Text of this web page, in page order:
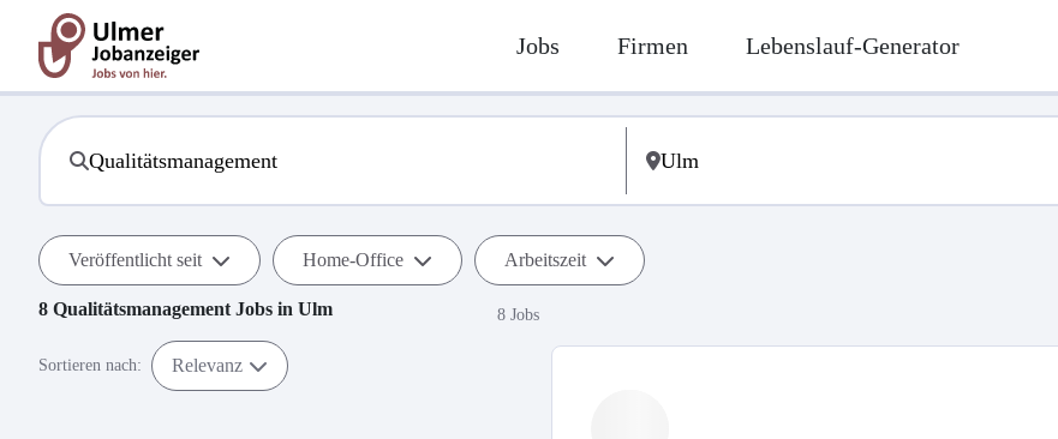
Jobs Firmen Lebenslauf-Generator
Veröffentlicht seit Home-Office Arbeitszeit
8 Qualitätsmanagement Jobs in Ulm 8 Jobs
Sortieren nach: Relevanz